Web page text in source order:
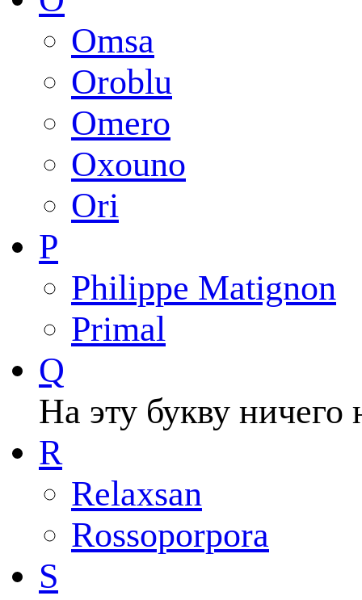
Omsa
Oroblu
Omero
Oxouno
Ori
P
Philippe Matignon
Primal
Q
На эту букву ничего
R
Relaxsan
Rossoporpora
S